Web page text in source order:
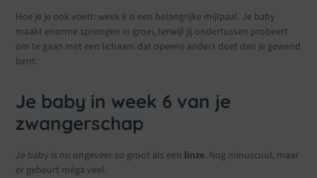
Hoe je je ook voelt: week 6 is een belangrijke mijlpaal. Je baby
maakt enorme sprongen in groei, terwijl jij ondertussen probeert
om te gaan met een lichaam dat opeens anders doet dan je gewend
bent.
Je baby in week 6 van je
zwangerschap
Je baby is nu ongeveer zo groot als een linze. Nog minuscuul, maar
er gebeurt méga veel.